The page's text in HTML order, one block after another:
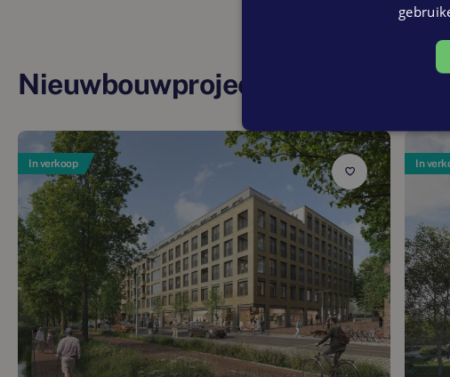
Nieuwbouwprojecten in deze
In verkoop In